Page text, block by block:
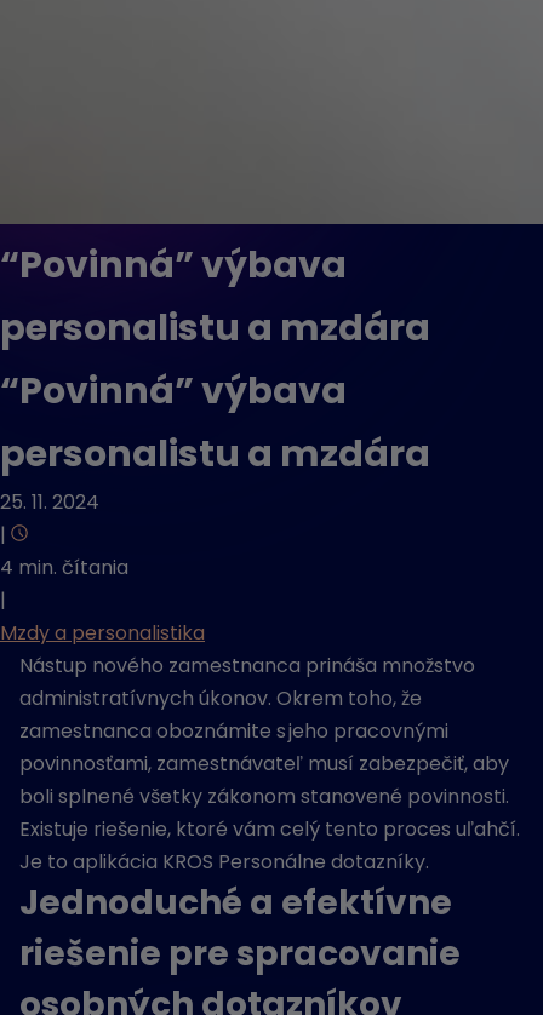
“Povinná” výbava
personalistu a mzdára
“Povinná” výbava
personalistu a mzdára
25. 11. 2024
|
4 min. čítania
|
Mzdy a personalistika
Nástup nového zamestnanca prináša množstvo
administratívnych úkonov. Okrem toho, že
zamestnanca oboznámite s jeho pracovnými
povinnosťami, zamestnávateľ musí zabezpečiť, aby
boli splnené všetky zákonom stanovené povinnosti.
Existuje riešenie, ktoré vám celý tento proces uľahčí.
Je to aplikácia KROS Personálne dotazníky.
Jednoduché a efektívne
riešenie pre spracovanie
osobných dotazníkov